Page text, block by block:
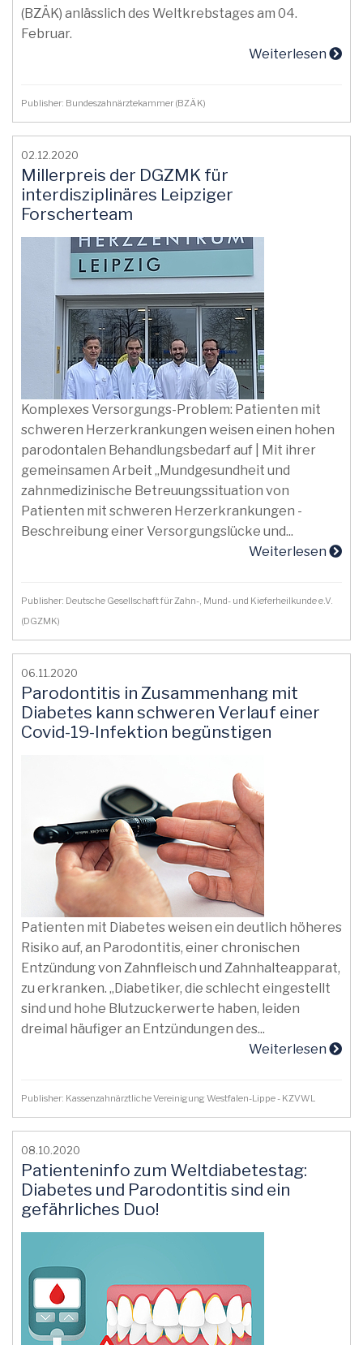
(BZÄK) anlässlich des Weltkrebstages am 04.
Februar.
Weiterlesen
Publisher: Bundeszahnärztekammer (BZÄK)
02.12.2020
Millerpreis der DGZMK für
interdisziplinäres Leipziger
Forscherteam
Komplexes Versorgungs-Problem: Patienten mit
schweren Herzerkrankungen weisen einen hohen
parodontalen Behandlungsbedarf auf | Mit ihrer
gemeinsamen Arbeit „Mundgesundheit und
zahnmedizinische Betreuungssituation von
Patienten mit schweren Herzerkrankungen -
Beschreibung einer Versorgungslücke und...
Weiterlesen
Publisher: Deutsche Gesellschaft für Zahn-, Mund- und Kieferheilkunde e.V.
(DGZMK)
06.11.2020
Parodontitis in Zusammenhang mit
Diabetes kann schweren Verlauf einer
Covid-19-Infektion begünstigen
Patienten mit Diabetes weisen ein deutlich höheres
Risiko auf, an Parodontitis, einer chronischen
Entzündung von Zahnfleisch und Zahnhalteapparat,
zu erkranken. „Diabetiker, die schlecht eingestellt
sind und hohe Blutzuckerwerte haben, leiden
dreimal häufiger an Entzündungen des...
Weiterlesen
Publisher: Kassenzahnärztliche Vereinigung Westfalen-Lippe - KZVWL
08.10.2020
Patienteninfo zum Weltdiabetestag:
Diabetes und Parodontitis sind ein
gefährliches Duo!